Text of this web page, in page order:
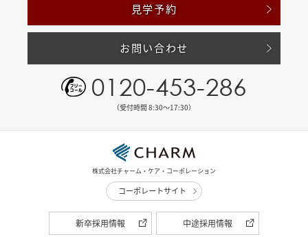
見学予約
お問い合わせ
0120-453-286
（受付時間 8:30〜17:30）
株式会社チャーム・ケア・コーポレーション
コーポレートサイト
新卒採用情報 中途採用情報